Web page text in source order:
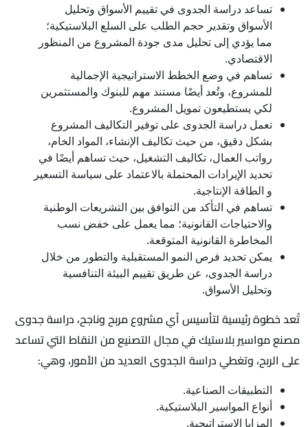
تساعد دراسة الجدوى في تقييم الأسواق وتحليل
الأسواق وتقدير حجم الطلب على السلع البلاستيكية؛
مما يؤدي إلى تحليل مدى جودة المشروع من المنظور
الاقتصادي.
تساهم في وضع الخطط الاستراتيجية الإجمالية
للمشروع، وتُعد أيضًا مستند مهم للبنوك والمستثمرين
لكي يستطيعون تمويل المشروع.
تعمل دراسة الجدوى على توفير التكاليف المشروع
بشكل دقيق، من حيث تكاليف الإنشاء، المواد الخام،
رواتب العمال، تكاليف التشغيل، حيث تساهم أيضًا في
تحديد الإيرادات المحتملة بالاعتماد على سياسة التسعير
و الطاقة الإنتاجية.
تساهم في التأكد من التوافق بين التشريعات الوطنية
والاحتياجات القانونية؛ مما يعمل على خفض نسب
المخاطرة القانونية المتوقعة.
يمكن تحديد فرص النمو المستقبلية والتطور من خلال
دراسة الجدوى، عن طريق تقييم البيئة التنافسية
وتحليل الأسواق.
تُعد خطوة رئيسية لتأسيس أي مشروع مربح وناجح، دراسة جدوى
مصنع مواسير بلاستيك في مجال التصنيع من النقاط التي تساعد
على الربح، وتغطي دراسة الجدوى العديد من الأمور، وهي:
التطبيقات الصناعية.
أنواع المواسير البلاستيكية.
المزايا الاستراتيجية.